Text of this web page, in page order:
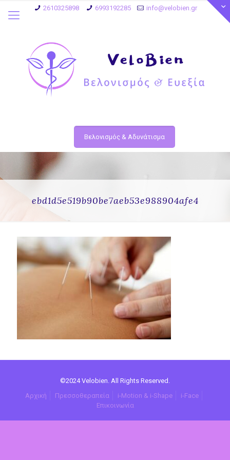
2610325898 6993192285 info@velobien.gr
Βελονισμός & Αδυνάτισμα
ebd1d5e519b90be7aeb53e988904afe4
©2024 Velobien. All Rights Reserved.
Αρχική
Πρεσσοθεραπεία i-Motion & i-Shape
i-Face
Επικοινωνία